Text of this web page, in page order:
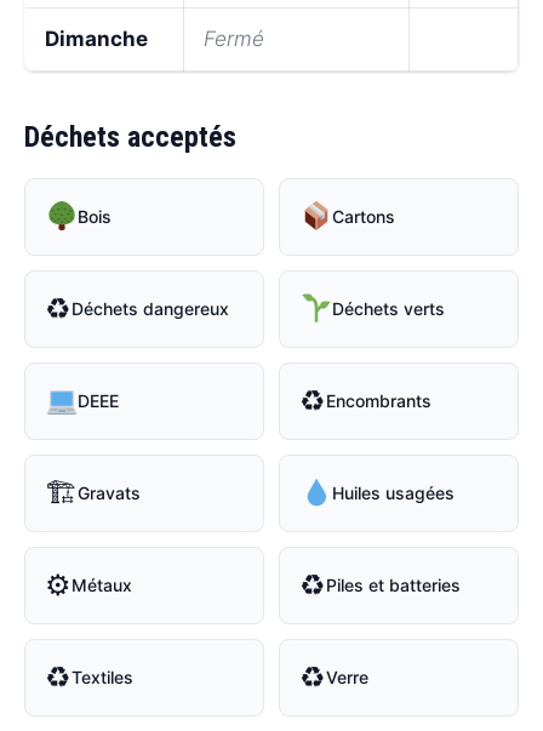
Dimanche Fermé
Déchets acceptés
Bois Cartons
♻Déchets dangereux Déchets verts
DEEE ♻Encombrants
🏗Gravats Huiles usagées
⚙Métaux ♻Piles et batteries
♻Textiles ♻Verre